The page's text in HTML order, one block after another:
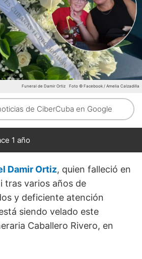
Funeral de Damir Ortiz Foto © Facebook / Amelia Calzadilla
de CiberCuba en Google
1 año
Damir Ortiz, quien falleció en
tras varios años de
y deficiente atención
siendo velado este
Caballero Rivero, en